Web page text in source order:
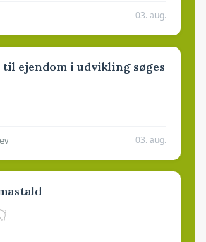
03. aug.
til ejendom i udvikling søges
03. aug.